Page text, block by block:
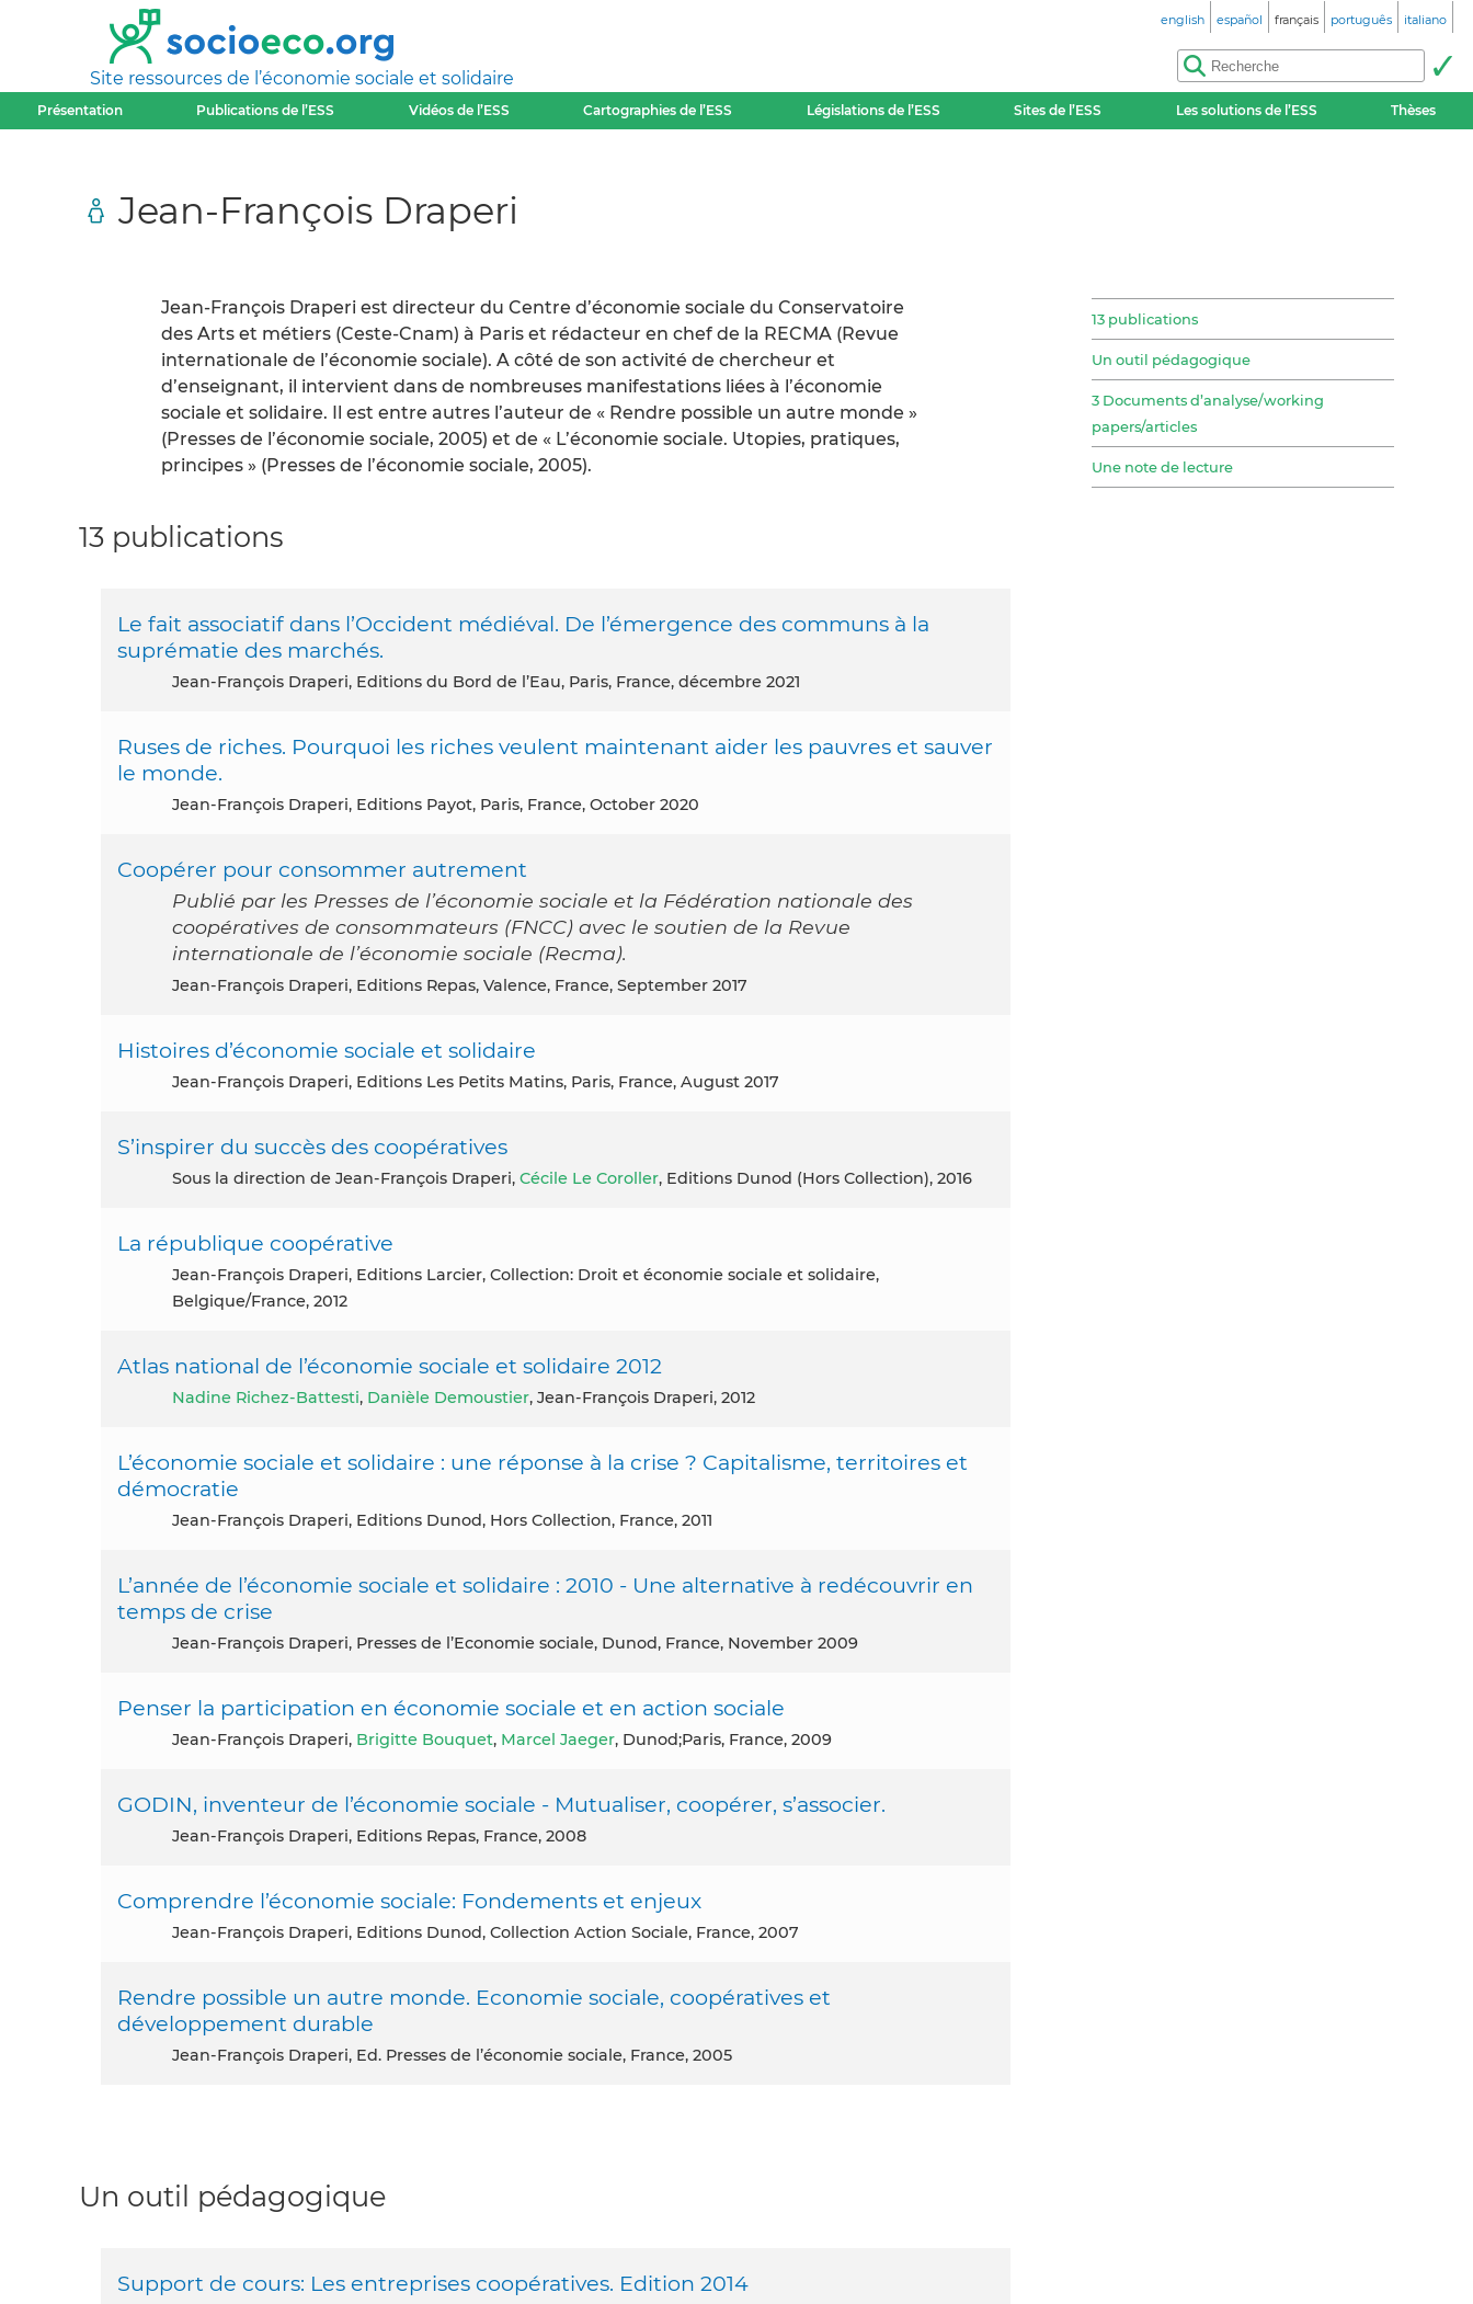
Site ressources de l’économie sociale et solidaire
english español français português italiano
Présentation Publications de l’ESS Vidéos de l’ESS Cartographies de l’ESS Législations de l’ESS Sites de l’ESS Les solutions de l’ESS Thèses
Jean-François Draperi
Jean-François Draperi est directeur du Centre d’économie sociale du Conservatoire
des Arts et métiers (Ceste-Cnam) à Paris et rédacteur en chef de la RECMA (Revue
internationale de l’économie sociale). A côté de son activité de chercheur et
d’enseignant, il intervient dans de nombreuses manifestations liées à l’économie
sociale et solidaire. Il est entre autres l’auteur de « Rendre possible un autre monde »
(Presses de l’économie sociale, 2005) et de « L’économie sociale. Utopies, pratiques,
principes » (Presses de l’économie sociale, 2005).
13 publications
Un outil pédagogique
3 Documents d’analyse/working
papers/articles
Une note de lecture
13 publications
Le fait associatif dans l’Occident médiéval. De l’émergence des communs à la
suprématie des marchés.
Jean-François Draperi, Editions du Bord de l’Eau, Paris, France, décembre 2021
Ruses de riches. Pourquoi les riches veulent maintenant aider les pauvres et sauver
le monde.
Jean-François Draperi, Editions Payot, Paris, France, October 2020
Coopérer pour consommer autrement
Publié par les Presses de l’économie sociale et la Fédération nationale des
coopératives de consommateurs (FNCC) avec le soutien de la Revue
internationale de l’économie sociale (Recma).
Jean-François Draperi, Editions Repas, Valence, France, September 2017
Histoires d’économie sociale et solidaire
Jean-François Draperi, Editions Les Petits Matins, Paris, France, August 2017
S’inspirer du succès des coopératives
Sous la direction de Jean-François Draperi, Cécile Le Coroller, Editions Dunod (Hors Collection), 2016
La république coopérative
Jean-François Draperi, Editions Larcier, Collection: Droit et économie sociale et solidaire,
Belgique/France, 2012
Atlas national de l’économie sociale et solidaire 2012
Nadine Richez-Battesti, Danièle Demoustier, Jean-François Draperi, 2012
L’économie sociale et solidaire : une réponse à la crise ? Capitalisme, territoires et
démocratie
Jean-François Draperi, Editions Dunod, Hors Collection, France, 2011
L’année de l’économie sociale et solidaire : 2010 - Une alternative à redécouvrir en
temps de crise
Jean-François Draperi, Presses de l’Economie sociale, Dunod, France, November 2009
Penser la participation en économie sociale et en action sociale
Jean-François Draperi, Brigitte Bouquet, Marcel Jaeger, Dunod;Paris, France, 2009
GODIN, inventeur de l’économie sociale - Mutualiser, coopérer, s’associer.
Jean-François Draperi, Editions Repas, France, 2008
Comprendre l’économie sociale: Fondements et enjeux
Jean-François Draperi, Editions Dunod, Collection Action Sociale, France, 2007
Rendre possible un autre monde. Economie sociale, coopératives et
développement durable
Jean-François Draperi, Ed. Presses de l’économie sociale, France, 2005
Un outil pédagogique
Support de cours: Les entreprises coopératives. Edition 2014